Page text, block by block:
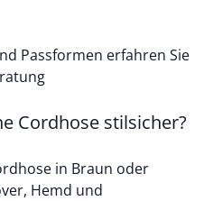
Passformen erfahren Sie
Cordhose stilsicher?
in Braun oder
Hemd und